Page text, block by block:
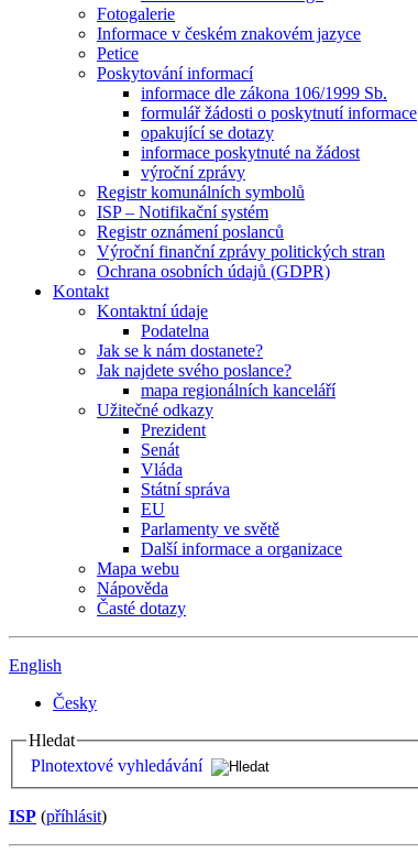
Fotogalerie
Informace v českém znakovém jazyce
Petice
Poskytování informací
informace dle zákona 106/1999 Sb.
formulář žádosti o poskytnutí informace
opakující se dotazy
informace poskytnuté na žádost
výroční zprávy
Registr komunálních symbolů
ISP – Notifikační systém
Registr oznámení poslanců
Výroční finanční zprávy politických stran
Ochrana osobních údajů (GDPR)
Kontakt
Kontaktní údaje
Podatelna
Jak se k nám dostanete?
Jak najdete svého poslance?
mapa regionálních kanceláří
Užitečné odkazy
Prezident
Senát
Vláda
Státní správa
EU
Parlamenty ve světě
Další informace a organizace
Mapa webu
Nápověda
Časté dotazy
English
Česky
Hledat
Plnotextové vyhledávání
ISP (příhlásit)